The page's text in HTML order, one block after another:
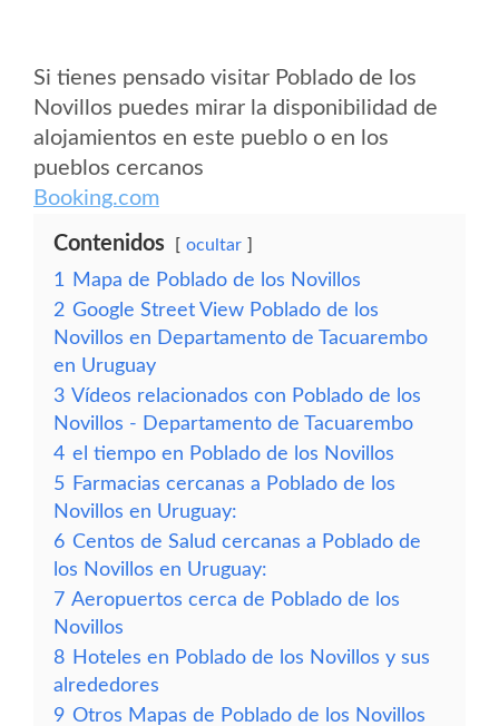
Si tienes pensado visitar Poblado de los
Novillos puedes mirar la disponibilidad de
alojamientos en este pueblo o en los
pueblos cercanos
Booking.com
Contenidos ocultar
1
Mapa de Poblado de los Novillos
2 Google Street View Poblado de los
Novillos en Departamento de Tacuarembo
en Uruguay
3 Vídeos relacionados con Poblado de los
Novillos - Departamento de Tacuarembo
4 el tiempo en Poblado de los Novillos
5 Farmacias cercanas a Poblado de los
Novillos en Uruguay:
6 Centos de Salud cercanas a Poblado de
los Novillos en Uruguay:
7 Aeropuertos cerca de Poblado de los
Novillos
8 Hoteles en Poblado de los Novillos y sus
alrededores
9 Otros Mapas de Poblado de los Novillos